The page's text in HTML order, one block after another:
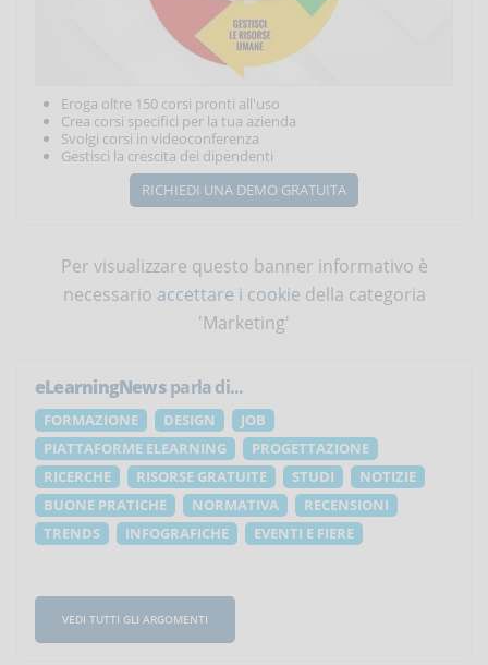
Eroga oltre 150 corsi pronti all'uso
Crea corsi specifici per la tua azienda
Svolgi corsi in videoconferenza
Gestisci la crescita dei dipendenti
RICHIEDI UNA DEMO GRATUITA
Per visualizzare questo banner informativo è
necessario accettare i cookie della categoria
'Marketing'
eLearningNewsparla di...
FORMAZIONE DESIGN
JOB
PIATTAFORME ELEARNING
PROGETTAZIONE
RICERCHE
RISORSE GRATUITE STUDI
NOTIZIE
BUONE PRATICHE
NORMATIVA
RECENSIONI
TRENDS
INFOGRAFICHE EVENTI E FIERE
VEDI TUTTI GLI ARGOMENTI